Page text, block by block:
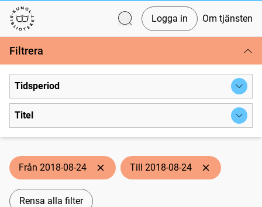
Svenska tidningar
Logga in Om tjänsten
Filtrera
Tidsperiod
Titel
Från 2018-08-24 Till 2018-08-24
Rensa alla filter